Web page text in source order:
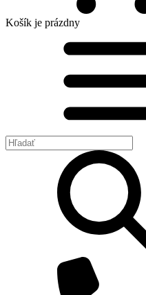
Košík je prázdny